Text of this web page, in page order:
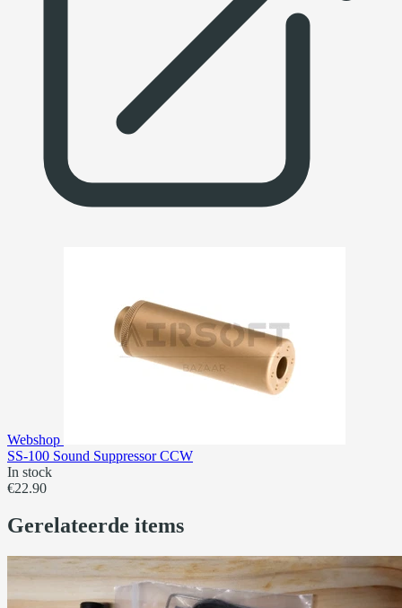
Webshop
SS-100 Sound Suppressor CCW
In stock
€22.90
Gerelateerde items